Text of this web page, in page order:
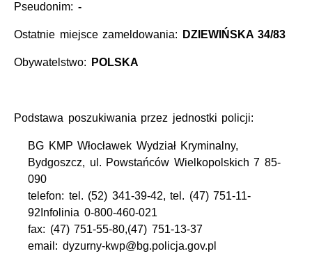
Pseudonim: -
Ostatnie miejsce zameldowania: DZIEWIŃSKA 34/83
Obywatelstwo: POLSKA
Podstawa poszukiwania przez jednostki policji:
BG KMP Włocławek Wydział Kryminalny,
Bydgoszcz, ul. Powstańców Wielkopolskich 7 85-
090
telefon: tel. (52) 341-39-42, tel. (47) 751-11-
92Infolinia 0-800-460-021
fax: (47) 751-55-80,(47) 751-13-37
email: dyzurny-kwp@bg.policja.gov.pl